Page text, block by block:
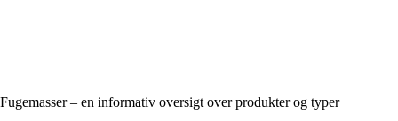
Fugemasser – en informativ oversigt over produkter og typer